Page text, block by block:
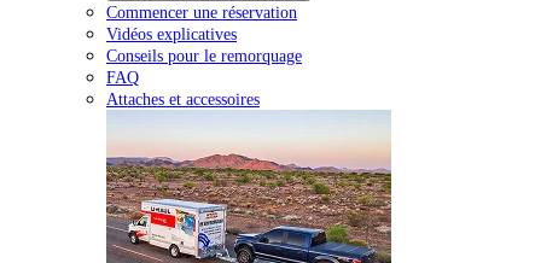
Commencer une réservation
Vidéos explicatives
Conseils pour le remorquage
FAQ
Attaches et accessoires